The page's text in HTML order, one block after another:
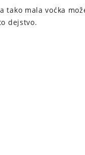
tako mala voćka
dejstvo.